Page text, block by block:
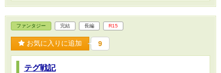
ファンタジー 完結 長編 R15
お気に入りに追加 9
テグ戦記